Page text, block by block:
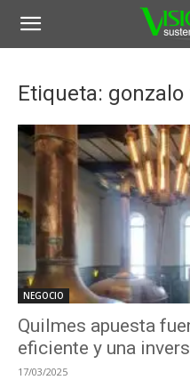
Etiqueta:
NEGOCIO
Quilmes apuesta
eficiente y una
17/03/2025